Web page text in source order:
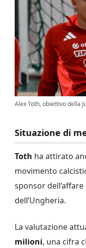
Alex Toth, obiettivo della
Situazione di
Toth ha attirato
movimento
sponsor
dell’Ungheria.
La valutazione
milioni, una cifra